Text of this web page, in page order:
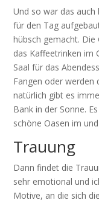
Und so war das auch
für den Tag
hübsch gemacht.
das Kaffeetrinken im
Saal für das
Fangen oder werden
natürlich gibt es
Bank in der Sonne.
schöne Oasen im
Trauung
Dann findet die
sehr emotional und
Motive, an die sich